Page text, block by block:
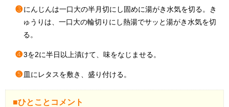
❸ にんじんは一口大の半月切にし固めに湯がき水気を切る。き
ゅうりは、一口大の輪切りにし熱湯でサッと湯がき水気を切
る。
❹3を2に半日以上漬けて、味をなじませる。
❺ 皿にレタスを敷き、盛り付ける。
■ひとことコメント